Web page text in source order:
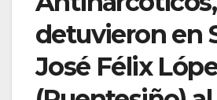
detuvieron en
José Félix